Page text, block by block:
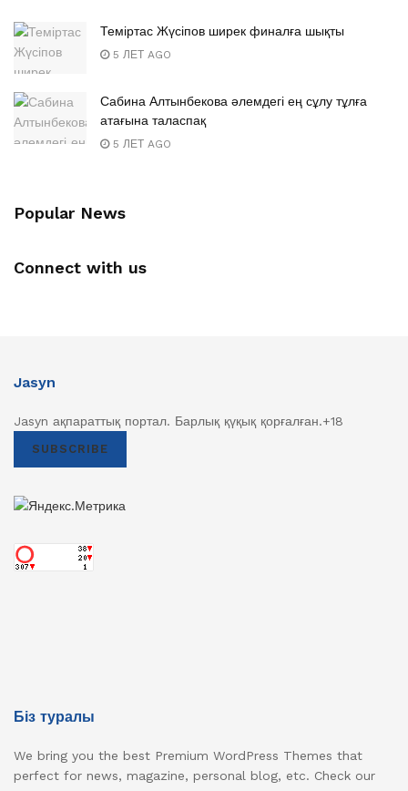
Теміртас Жүсіпов ширек финалға шықты
5 ЛЕТ AGO
Сабина Алтынбекова әлемдегі ең сұлу тұлға
атағына таласпақ
5 ЛЕТ AGO
Popular News
Connect with us
Jasyn
Jasyn ақпараттық портал. Барлық қүқық қорғалған.+18
SUBSCRIBE
Біз туралы
We bring you the best Premium WordPress Themes that
perfect for news, magazine, personal blog, etc. Check our